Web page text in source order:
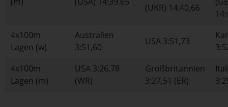
(UKR) 14:40,66
4x100m
Lagen (w)
Australien
3:51,60
USA 3:51,73
4x100m
Lagen (m)
USA 3:26,78
(WR)
Großbritannien
3:27,51 (ER)